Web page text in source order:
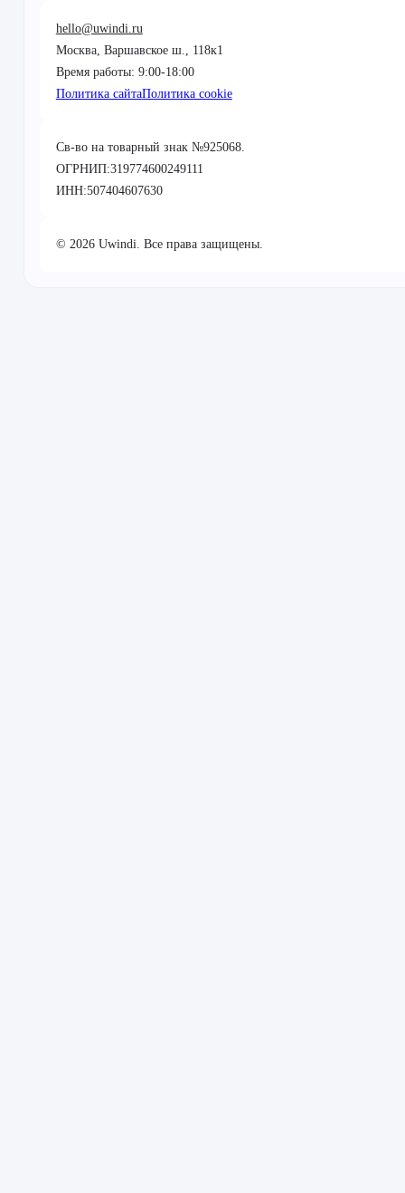
hello@uwindi.ru
Москва, Варшавское ш., 118к1
Время работы: 9:00-18:00
Политика сайтаПолитика cookie
Св-во на товарный знак №925068.
ОГРНИП:319774600249111
ИНН:507404607630
© 2026 Uwindi. Все права защищены.